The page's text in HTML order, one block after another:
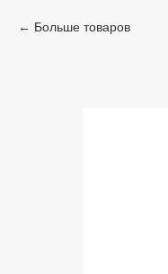
Больше товаров